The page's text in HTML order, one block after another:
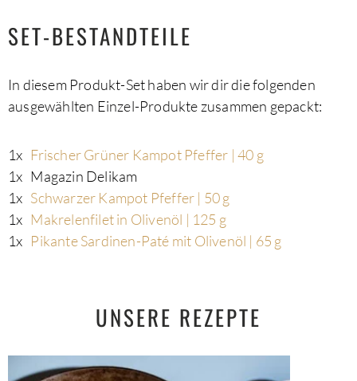
SET-BESTANDTEILE
In diesem Produkt-Set haben wir dir die folgenden
ausgewählten Einzel-Produkte zusammen gepackt:
1x Frischer Grüner Kampot Pfeffer | 40 g
1x Magazin Delikam
1x Schwarzer Kampot Pfeffer | 50 g
1x Makrelenfilet in Olivenöl | 125 g
1x Pikante Sardinen-Paté mit Olivenöl | 65 g
UNSERE REZEPTE